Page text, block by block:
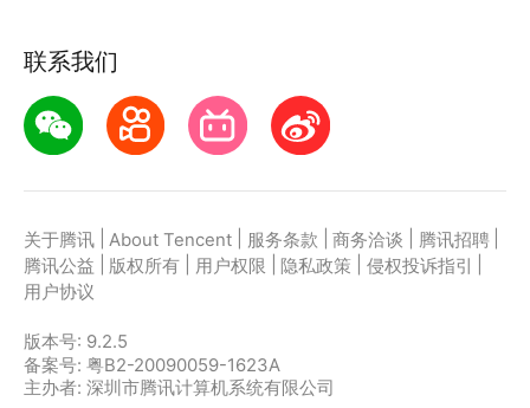
联系我们
关于腾讯 About Tencent 服务条款 商务洽谈 腾讯招聘
腾讯公益
版权所有 用户权限 隐私政策 侵权投诉指引
用户协议
版本号: 9.2.5
备案号: 粤B2-20090059-1623A
主办者: 深圳市腾讯计算机系统有限公司